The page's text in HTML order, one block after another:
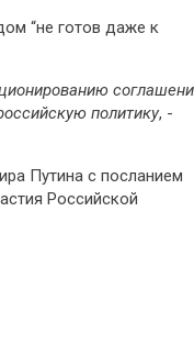
“не готов даже к
политику, -
Путина с посланием
Российской